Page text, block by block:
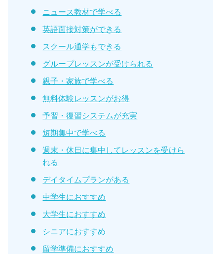
ニュース教材で学べる
英語面接対策ができる
スクール通学もできる
グループレッスンが受けられる
親子・家族で学べる
無料体験レッスンがお得
予習・復習システムが充実
短期集中で学べる
週末・休日に集中してレッスンを受けら
れる
デイタイムプランがある
中学生におすすめ
大学生におすすめ
シニアにおすすめ
留学準備におすすめ